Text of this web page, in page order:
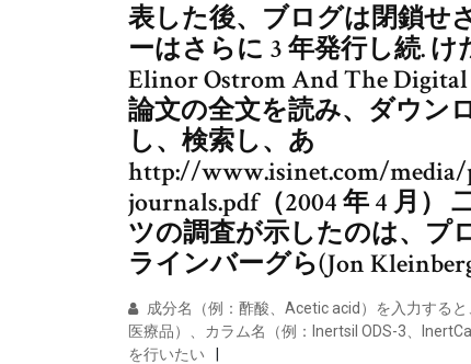
表した後、ブログは閉鎖せ
ーはさらに 3 年発行し続. け
Elinor Ostrom And The Digital
論文の全文を読み、ダウン
し、検索し、あ
http://www.isinet.com/
journals.pdf（2004 年 4 月）
ツの調査が示したのは、プ
ラインバーグら(Jon
成分名（例：酢酸、Acetic acid）を入力する
医療品）、カラム名（例：Inertsil ODS-3、
を行いたい